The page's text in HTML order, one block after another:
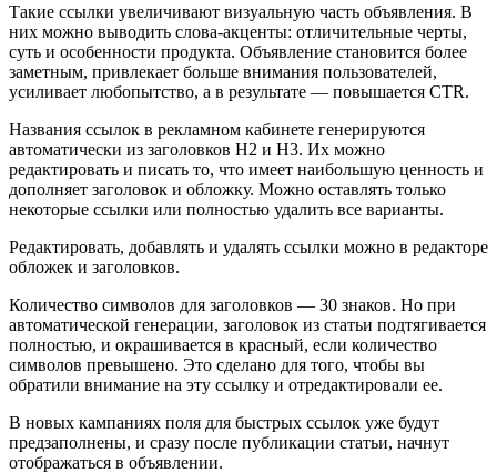
Такие ссылки увеличивают визуальную часть объявления. В
них можно выводить слова-акценты: отличительные черты,
суть и особенности продукта. Объявление становится более
заметным, привлекает больше внимания пользователей,
усиливает любопытство, а в результате — повышается CTR.
Названия ссылок в рекламном кабинете генерируются
автоматически из заголовков Н2 и Н3. Их можно
редактировать и писать то, что имеет наибольшую ценность и
дополняет заголовок и обложку. Можно оставлять только
некоторые ссылки или полностью удалить все варианты.
Редактировать, добавлять и удалять ссылки можно в редакторе
обложек и заголовков.
Количество символов для заголовков — 30 знаков. Но при
автоматической генерации, заголовок из статьи подтягивается
полностью, и окрашивается в красный, если количество
символов превышено. Это сделано для того, чтобы вы
обратили внимание на эту ссылку и отредактировали ее.
В новых кампаниях поля для быстрых ссылок уже будут
предзаполнены, и сразу после публикации статьи, начнут
отображаться в объявлении.